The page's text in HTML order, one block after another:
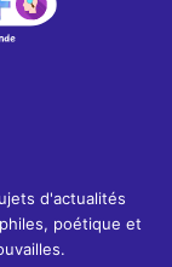
d'actualités
poétique et